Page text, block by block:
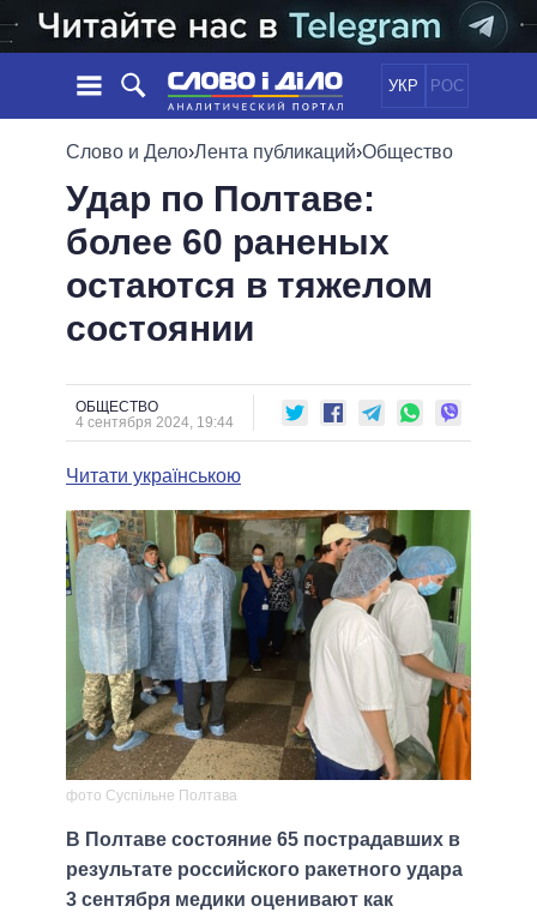
УКР РОС
НОВОСТИ
ЛЕНТА
СОБЫТИЯ
СТАТЬИ
ОБЗОРЫ
ДАЙДЖЕСТЫ
ПОЛИТИКА
ЭКОНОМИКА
ОБЩЕСТВО
ОБЕЩАНИЯ
ПОЛИТИКИ
ПРЕЗИДЕНТ И ОФИС
ВЕРХОВНАЯ РАДА
КАБИНЕТ МИНИСТРОВ
МЭРЫ
ВСЕ ПЕРСОНЫ
ПОДДЕРЖАТЬ
СРАВНЕНИЕ ПОЛИТИКОВ
Слово и Дело›Лента публикаций›Общество
Удар по Полтаве:
более 60 раненых
остаются в тяжелом
состоянии
ОБЩЕСТВО
4 сентября 2024, 19:44
Читати українською
фото Суспільне Полтава
В Полтаве состояние 65 пострадавших в
результате российского ракетного удара
3 сентября медики оценивают как